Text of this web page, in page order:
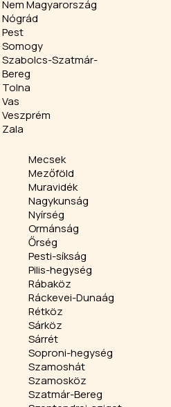
Nem Magyarország
Nógrád
Pest
Somogy
Szabolcs-Szatmár-
Bereg
Tolna
Vas
Veszprém
Zala
Mecsek
Mezőföld
Muravidék
Nagykunság
Nyírség
Ormánság
Őrség
Pesti-síkság
Pilis-hegység
Rábaköz
Ráckevei-Dunaág
Rétköz
Sárköz
Sárrét
Soproni-hegység
Szamoshát
Szamosköz
Szatmár-Bereg